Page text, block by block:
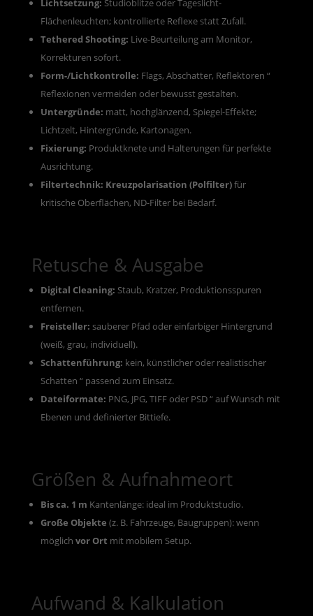
Lichtsetzung: Studioblitze oder Tageslicht-
Flächenleuchten; kontrollierte Reflexe statt Zufall.
Tethered Shooting: Live-Beurteilung am Monitor,
Korrekturen sofort.
Form-/Lichtkontrolle: Flags, Abschatter, Reflektoren “
Reflexionen vermeiden oder bewusst gestalten.
Untergründe: matt, hochglänzend, Spiegel-Effekte;
Lichtzelt, Hintergründe, Kartonagen.
Fixierung: Produktknete und Halterungen für perfekte
Ausrichtung.
Filtertechnik: Kreuzpolarisation (Polfilter)für
kritische Oberflächen, ND-Filter bei Bedarf.
Retusche & Ausgabe
Digital Cleaning: Staub, Kratzer, Produktionsspuren
entfernen.
Freisteller: sauberer Pfad oder einfarbiger Hintergrund
(weiß, grau, individuell).
Schattenführung: kein, künstlicher oder realistischer
Schatten “ passend zum Einsatz.
Dateiformate: PNG, JPG, TIFF oder PSD “ auf Wunsch mit
Ebenen und definierter Bittiefe.
Größen & Aufnahmeort
Bis ca. 1 m Kantenlänge: ideal im Produktstudio.
Große Objekte (z. B. Fahrzeuge, Baugruppen): wenn
möglich vor Ort mit mobilem Setup.
Aufwand & Kalkulation